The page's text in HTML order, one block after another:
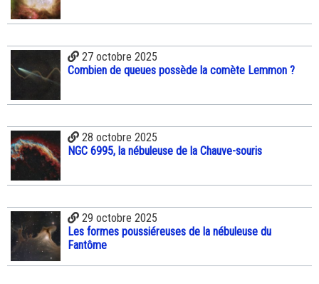
27 octobre 2025
Combien de queues possède la comète Lemmon ?
28 octobre 2025
NGC 6995, la nébuleuse de la Chauve-souris
29 octobre 2025
Les formes poussiéreuses de la nébuleuse du
Fantôme